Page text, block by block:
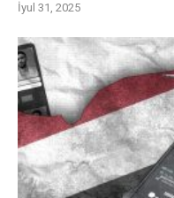
İyul 31, 2025